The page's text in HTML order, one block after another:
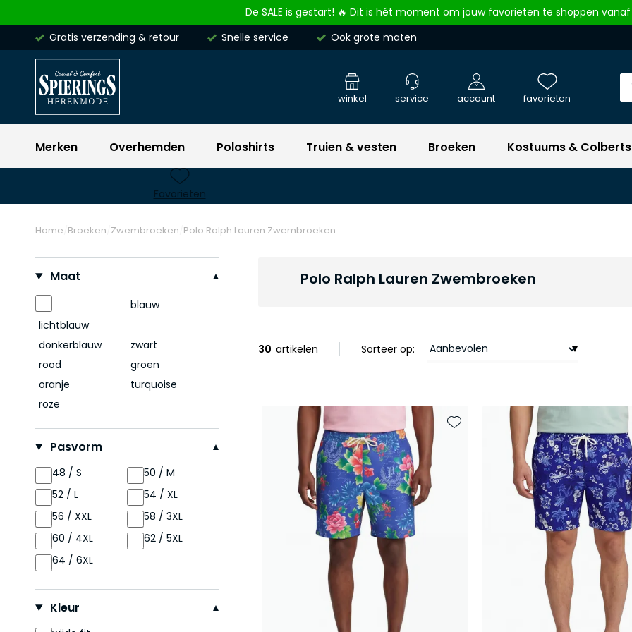
De SALE is gestart! 🔥 Dit is hét moment om jouw favorieten te shoppen vanaf
Gratis verzending & retour
Snelle service Ook grote maten
Favorieten
Merken Overhemden Poloshirts Truien & vesten Broeken Kostuums & Colberts
winkel service account favorieten
Home Broeken Zwembroeken Polo Ralph Lauren Zwembroeken
Polo Ralph Lauren Zwembroeken
Maat
lichtblauw
blauw
donkerblauw
zwart
rood
groen
oranje
turquoise
roze
Pasvorm
48 / S
50 / M
52 / L
54 / XL
56 / XXL
58 / 3XL
60 / 4XL
62 / 5XL
64 / 6XL
Kleur
30 artikelen Sorteer op:
Toevoegen aan favorieten